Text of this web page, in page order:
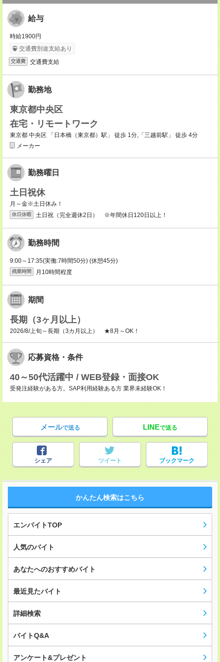
給与
時給1900円
交通費別途支給あり
交通費 交通費支給
勤務地
東京都中央区
在宅・リモートワーク
東京都 中央区 「日本橋（東京都）駅」 徒歩 1分,「三越前駅」 徒歩 4分
メーカー
勤務曜日
土日祝休
月～金※土日休み！
休日休暇 土日祝（完全週休2日） ※年間休日120日以上！
勤務時間
9:00～17:35(実働:7時間50分) (休憩45分)
残業時間 月10時間程度
期間
長期（3ヶ月以上）
2026/8/上旬～長期（3カ月以上） ★8月～OK！
応募資格・条件
40～50代活躍中 / WEB登録・面接OK
受発注経験がある方。SAP利用経験ある方 業界未経験OK！
メールで送る LINEで送る
シェア ツイート ブックマーク
かんたん検索はこちら
エンバイトTOP
人気のバイト
あなたへのおすすめバイト
最近見たバイト
詳細検索
バイトQ&A
アンケート&プレゼント